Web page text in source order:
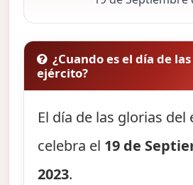
¿Cuando es el día de
ejército?
El día de las glorias del
celebra el 19 de
2023.